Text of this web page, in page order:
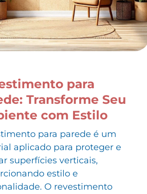
Transforme Seu
com Estilo
para parede é um
aplicado para proteger e
superfícies verticais,
estilo e
O revestimento
pode ser a solução que